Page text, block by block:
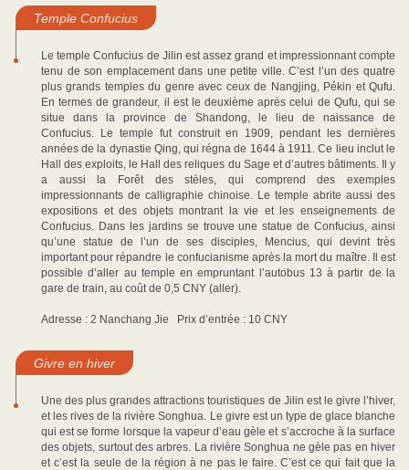
Temple Confucius
Le temple Confucius de Jilin est assez grand et impressionnant compte
tenu de son emplacement dans une petite ville. C’est l’un des quatre
plus grands temples du genre avec ceux de Nangjing, Pékin et Qufu.
En termes de grandeur, il est le deuxième après celui de Qufu, qui se
situe dans la province de Shandong, le lieu de naissance de
Confucius. Le temple fut construit en 1909, pendant les dernières
années de la dynastie Qing, qui régna de 1644 à 1911. Ce lieu inclut le
Hall des exploits, le Hall des reliques du Sage et d’autres bâtiments. Il y
a aussi la Forêt des stèles, qui comprend des exemples
impressionnants de calligraphie chinoise. Le temple abrite aussi des
expositions et des objets montrant la vie et les enseignements de
Confucius. Dans les jardins se trouve une statue de Confucius, ainsi
qu’une statue de l’un de ses disciples, Mencius, qui devint très
important pour répandre le confucianisme après la mort du maître. Il est
possible d’aller au temple en empruntant l’autobus 13 à partir de la
gare de train, au coût de 0,5 CNY (aller).
Adresse : 2 Nanchang Jie Prix d’entrée : 10 CNY
Givre en hiver
Une des plus grandes attractions touristiques de Jilin est le givre l’hiver,
et les rives de la rivière Songhua. Le givre est un type de glace blanche
qui est se forme lorsque la vapeur d’eau gèle et s’accroche à la surface
des objets, surtout des arbres. La rivière Songhua ne gèle pas en hiver
et c’est la seule de la région à ne pas le faire. C’est ce qui fait que la